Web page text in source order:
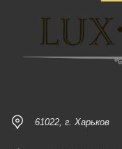
61022, г. Харьков